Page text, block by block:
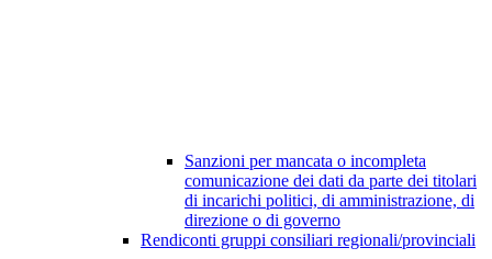
Sanzioni per mancata o incompleta
comunicazione dei dati da parte dei titolari
di incarichi politici, di amministrazione, di
direzione o di governo
Rendiconti gruppi consiliari regionali/provinciali